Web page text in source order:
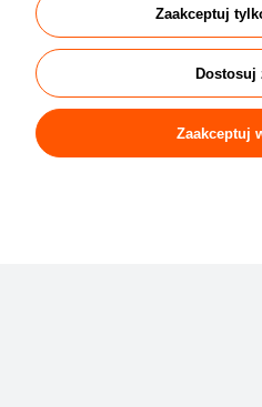
564,42 złZaakceptuj
Dostosuj
Zaakceptuj